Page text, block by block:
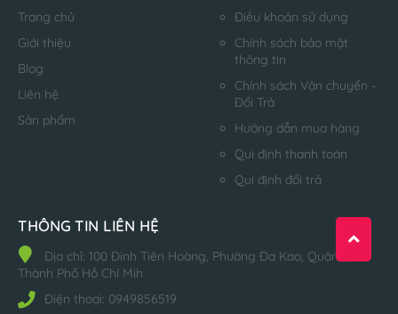
Trang chủ
Giới thiệu
Blog
Liên hệ
Sản phẩm
Điều khoản sử dụng
Chính sách bảo mật
thông tin
Chính sách Vận chuyển -
Đổi Trả
Hướng dẫn mua hàng
Qui định thanh toán
Qui định đổi trả
THÔNG TIN LIÊN HỆ
Địa chỉ: 100 Đinh Tiên Hoàng, Phường Đa Kao, Quận 1,
Thành Phố Hồ Chí Mih
Điện thoại: 0949856519